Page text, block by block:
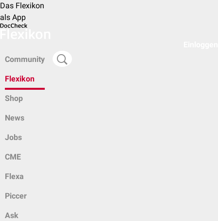
Das Flexikon
als App
Community
Flexikon
Shop
News
Jobs
CME
Flexa
Piccer
Ask